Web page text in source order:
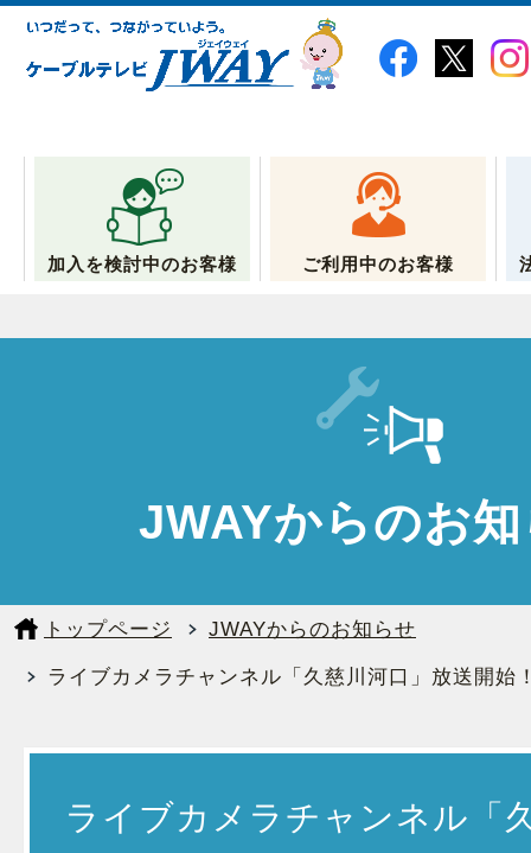
加入を検討中のお客様 ご利用中のお客様
JWAYからのお
トップページ
JWAYからのお知らせ
ライブカメラチャンネル「久慈川河口」放送開始
ライブカメラチャンネル「